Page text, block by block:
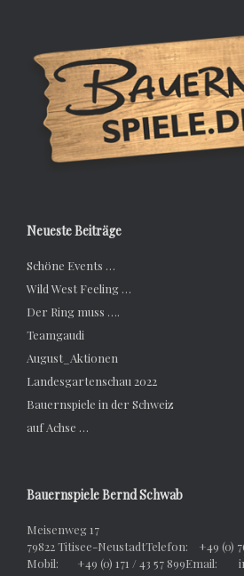
Neueste Beiträge
Schöne Events …
Wild West Feeling …
Der Ring muss ….
Teamgaudi
August_Aktionen
Landesgartenschau 2022
Bauernspiele in der Schweiz
auf Achse …
Bauernspiele Bernd Schwab
Meisenweg 17
79822 Titisee-NeustadtTelefon: +49 (0)
Mobil: +49 (0) 171 / 43 57 899Email: